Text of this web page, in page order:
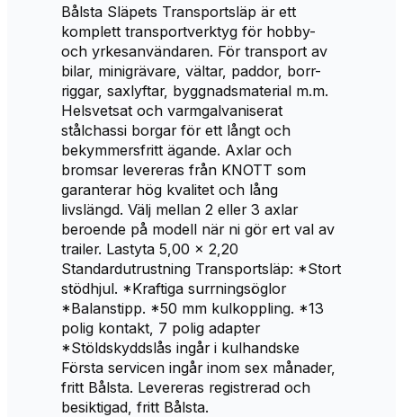
Bålsta Släpets Transportsläp är ett
komplett transportverktyg för hobby-
och yrkesanvändaren. För transport av
bilar, minigrävare, vältar, paddor, borr-
riggar, saxlyftar, byggnadsmaterial m.m.
Helsvetsat och varmgalvaniserat
stålchassi borgar för ett långt och
bekymmersfritt ägande. Axlar och
bromsar levereras från KNOTT som
garanterar hög kvalitet och lång
livslängd. Välj mellan 2 eller 3 axlar
beroende på modell när ni gör ert val av
trailer. Lastyta 5,00 x 2,20
Standardutrustning Transportsläp: *Stort
stödhjul. *Kraftiga surrningsöglor
*Balanstipp. *50 mm kulkoppling. *13
polig kontakt, 7 polig adapter
*Stöldskyddslås ingår i kulhandske
Första servicen ingår inom sex månader,
fritt Bålsta. Levereras registrerad och
besiktigad, fritt Bålsta.